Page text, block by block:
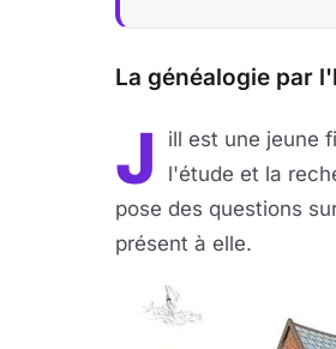
La généalogie par
J
ill est une jeune
l'étude et la
pose des questions
présent à elle.